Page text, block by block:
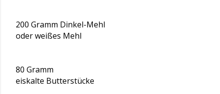
200 Gramm Dinkel-Mehl
oder weißes Mehl
80 Gramm
eiskalte Butterstücke